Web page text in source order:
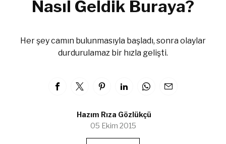
Nasıl Geldik Buraya?
Her şey camın bulunmasıyla başladı, sonra olaylar
durdurulamaz bir hızla gelişti.
Hazım Rıza Gözlükçü
05 Ekim 2015